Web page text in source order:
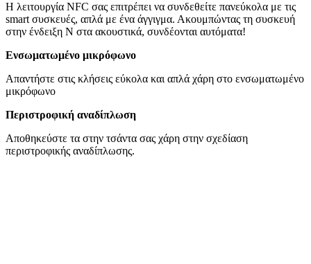
Η λειτουργία NFC σας επιτρέπει να συνδεθείτε πανεύκολα με τις
smart συσκευές, απλά με ένα άγγιγμα. Ακουμπώντας τη συσκευή
στην ένδειξη N στα ακουστικά, συνδέονται αυτόματα!
Ενσωματωμένο μικρόφωνο
Απαντήστε στις κλήσεις εύκολα και απλά χάρη στο ενσωματωμένο
μικρόφωνο
Περιστροφική αναδίπλωση
Αποθηκεύστε τα στην τσάντα σας χάρη στην σχεδίαση
περιστροφικής αναδίπλωσης.